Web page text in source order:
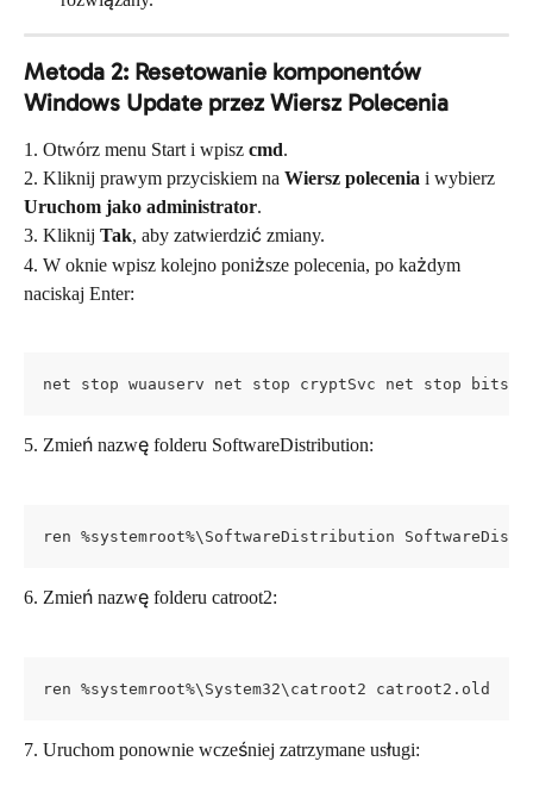
Metoda 2: Resetowanie komponentów
Windows Update przez Wiersz Polecenia
1. Otwórz menu Start i wpisz cmd.
2. Kliknij prawym przyciskiem na Wiersz polecenia i wybierz
Uruchom jako administrator.
3. Kliknij Tak, aby zatwierdzić zmiany.
4. W oknie wpisz kolejno poniższe polecenia, po każdym
naciskaj Enter:
net stop wuauserv net stop cryptSvc net stop bits
5. Zmień nazwę folderu SoftwareDistribution:
ren %systemroot%\SoftwareDistribution
6. Zmień nazwę folderu catroot2:
ren %systemroot%\System32\catroot2 catroot2.old
7. Uruchom ponownie wcześniej zatrzymane usługi: